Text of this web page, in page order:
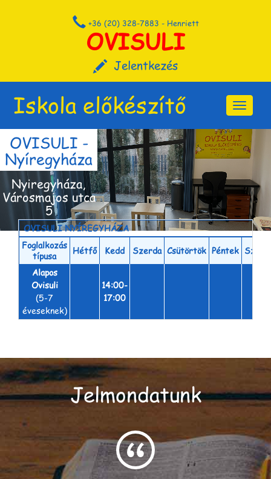
+36 (20) 328-7883 - Henriett
OVISULI
Jelentkezés
Toggle
Iskola előkészítő
OVISULI -
Nyíregyháza
Nyiregyháza,
Városmajos utca
5
Órarend
OVISULI NYÍREGYHÁZA
Foglalkozás
típusa
Hétfő Kedd Szerda Csütörtök Péntek
Alapos
Ovisuli
(5-7
éveseknek)
14:00-
17:00
Jelmondatunk